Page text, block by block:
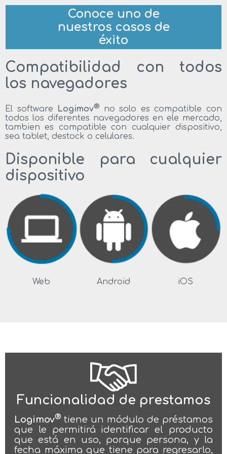
Conoce uno de
nuestros casos de
éxito
Compatibilidad con todos
los navegadores
El software Logimov® no solo es compatible con
todos los diferentes navegadores en ele mercado,
tambien es compatible con cualquier dispositivo,
sea tablet, destock o celulares.
Disponible para cualquier
dispositivo
Web Android iOS
Funcionalidad de prestamos
Logimov® tiene un módulo de préstamos
que le permitirá identificar el producto
que está en uso, porque persona, y la
fecha máxima que tiene para regresarlo,